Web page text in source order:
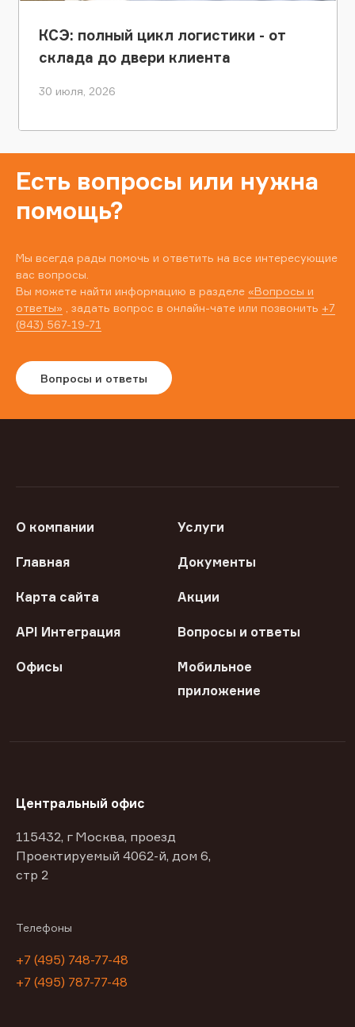
КСЭ: полный цикл логистики - от
склада до двери клиента
30 июля, 2026
Есть вопросы или нужна
помощь?
Мы всегда рады помочь и ответить на все интересующие
вас вопросы.
Вы можете найти информацию в разделе «Вопросы и
ответы» , задать вопрос в онлайн-чате или позвонить +7
(843) 567-19-71
Вопросы и ответы
О компании Услуги
Главная Документы
Карта сайта Акции
API Интеграция Вопросы и ответы
Офисы
Мобильное
приложение
Центральный офис
115432, г Москва, проезд
Проектируемый 4062-й, дом 6,
стр 2
Телефоны
+7 (495) 748-77-48
+7 (495) 787-77-48